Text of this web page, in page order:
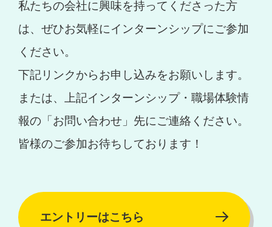
私たちの会社に興味を持ってくださった方
は、ぜひお気軽にインターンシップにご参加
ください。
下記リンクからお申し込みをお願いします。
または、上記インターンシップ・職場体験情
報の「お問い合わせ」先にご連絡ください。
皆様のご参加お待ちしております！
エントリーはこちら